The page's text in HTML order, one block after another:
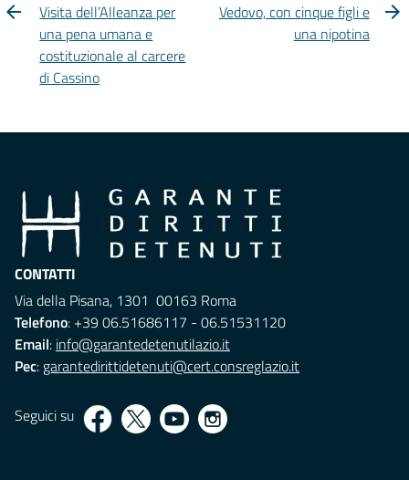
Visita dell’Alleanza per
una pena umana e
costituzionale al carcere
di Cassino
Vedovo, con cinque figli e
una nipotina
CONTATTI
Via della Pisana, 1301 00163 Roma
Telefono: +39 06.51686117 - 06.51531120
Email: info@garantedetenutilazio.it
Pec: garantedirittidetenuti@cert.consreglazio.it
Seguici su